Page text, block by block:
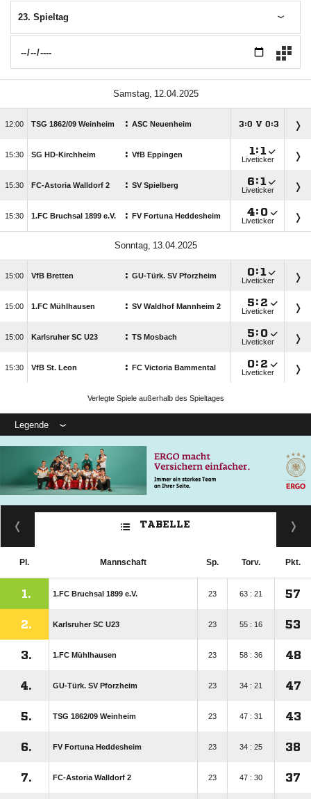
23. Spieltag
 
 TSG 1862/​09 Weinheim : ASC Neuenheim : V :
 SG HD-Kirchheim : VfB Eppingen  :
Liveticker
 FC-Astoria Walldorf 2 : SV Spielberg :
Liveticker
 1.FC Bruchsal 1899 e.V. : FV Fortuna Heddesheim : 
Liveticker
 
 VfB Bretten : GU-Türk. SV Pforzheim :
Liveticker
 1.FC Mühlhausen : SV Waldhof Mannheim 2 : 
Liveticker
 Karlsruher SC U23 : TS Mosbach : 
Liveticker
 VfB St. Leon : FC Victoria Bammental : 
Liveticker
Verlegte Spiele außerhalb des Spieltages
Legende
TABELLE
Pl. Mannschaft Sp. Torv. Pkt.
1. 1.FC Bruchsal 1899 e.V. 23 63 : 21 57
2. Karlsruher SC U23 23 55 : 16 53
3. 1.FC Mühlhausen 23 58 : 36 48
4. GU-Türk. SV Pforzheim 23 34 : 21 47
5. TSG 1862/​09 Weinheim 23 47 : 31 43
6. FV Fortuna Heddesheim 23 34 : 25 38
7. FC-Astoria Walldorf 2 23 47 : 30 37